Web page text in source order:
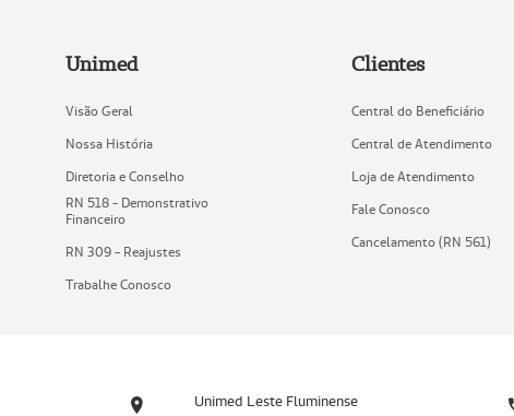
Unimed
Visão Geral
Nossa História
Diretoria e Conselho
RN 518 - Demonstrativo
Financeiro
RN 309 - Reajustes
Trabalhe Conosco
Clientes
Central do Beneficiário
Central de Atendimento
Loja de Atendimento
Fale Conosco
Cancelamento (RN 561)
Unimed Leste Fluminense